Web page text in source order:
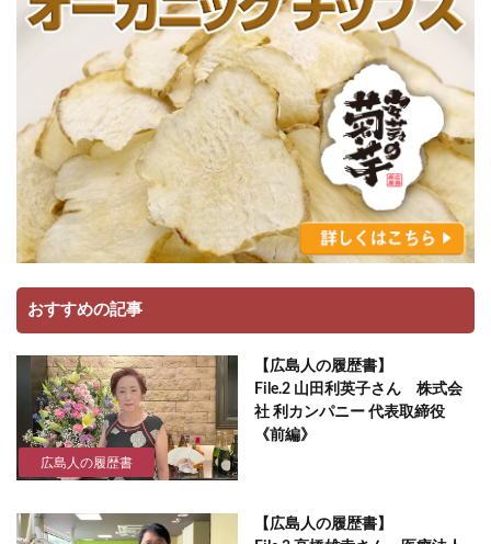
おすすめの記事
広島人の履歴書
【広島人の履歴書】
File.2 山田利英子さん 株式会
社 利カンパニー 代表取締役
《前編》
【広島人の履歴書】